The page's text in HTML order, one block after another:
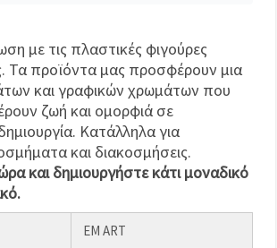
με τις πλαστικές φιγούρες
Τα προϊόντα μας προσφέρουν μια
και γραφικών χρωμάτων που
ζωή και ομορφιά σε
Κατάλληλα για
και διακοσμήσεις.
και δημιουργήστε κάτι μοναδικό
EM ART